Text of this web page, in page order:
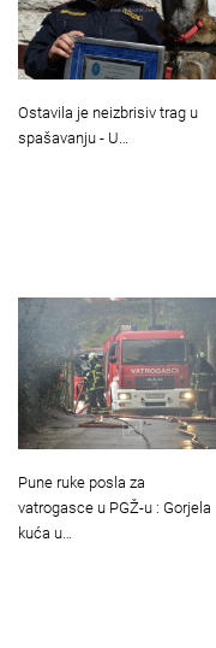
Ostavila je neizbrisiv trag u
spašavanju - U…
Pune ruke posla za
vatrogasce u PGŽ-u : Gorjela
kuća u…